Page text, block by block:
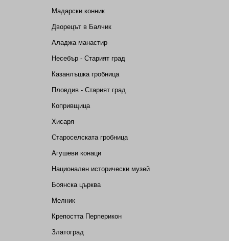
Мадарски конник
Дворецът в Балчик
Аладжа манастир
Несебър - Старият град
Казанлъшка гробница
Пловдив - Старият град
Копривщица
Хисаря
Староселската гробница
Агушеви конаци
Национален исторически музей
Боянска църква
Мелник
Крепостта Перперикон
Златоград